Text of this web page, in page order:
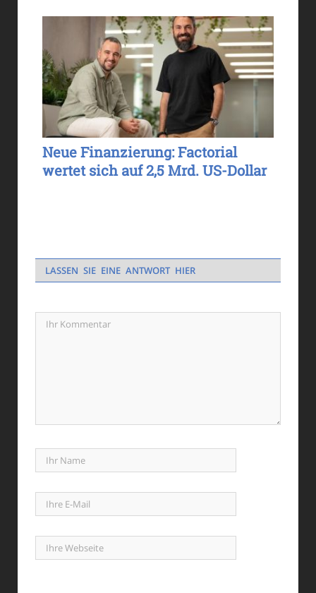
Neue Finanzierung: Factorial
wertet sich auf 2,5 Mrd. US-Dollar
LASSEN SIE EINE ANTWORT HIER